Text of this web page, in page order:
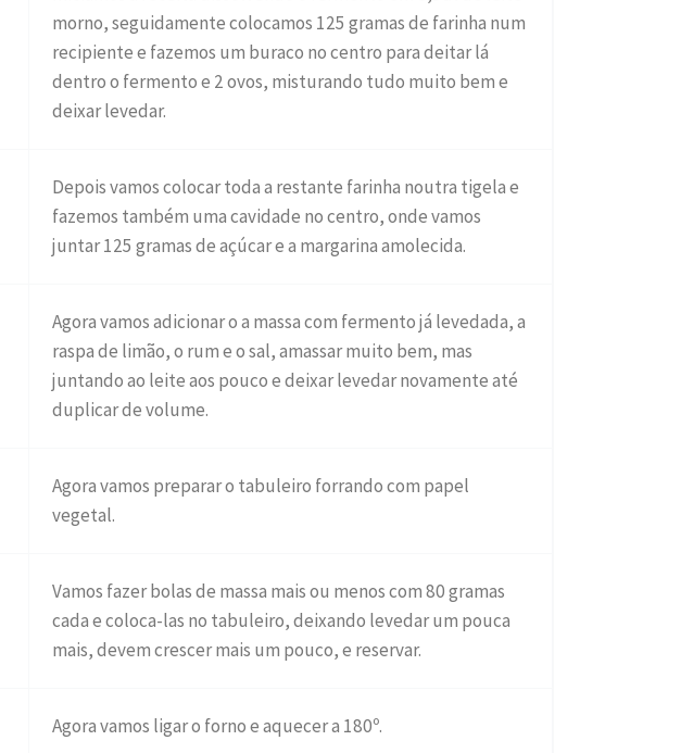
morno, seguidamente colocamos 125 gramas de farinha num
recipiente e fazemos um buraco no centro para deitar lá
dentro o fermento e 2 ovos, misturando tudo muito bem e
deixar levedar.
Depois vamos colocar toda a restante farinha noutra tigela e
fazemos também uma cavidade no centro, onde vamos
juntar 125 gramas de açúcar e a margarina amolecida.
Agora vamos adicionar o a massa com fermento já levedada, a
raspa de limão, o rum e o sal, amassar muito bem, mas
juntando ao leite aos pouco e deixar levedar novamente até
duplicar de volume.
Agora vamos preparar o tabuleiro forrando com papel
vegetal.
Vamos fazer bolas de massa mais ou menos com 80 gramas
cada e coloca-las no tabuleiro, deixando levedar um pouca
mais, devem crescer mais um pouco, e reservar.
Agora vamos ligar o forno e aquecer a 180º.